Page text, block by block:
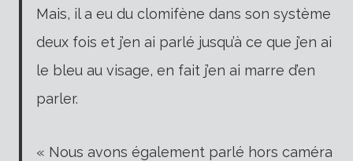
Mais, il a eu du clomifène dans son système
deux fois et j’en ai parlé jusqu’à ce que j’en ai
le bleu au visage, en fait j’en ai marre d’en
parler.
« Nous avons également parlé hors caméra